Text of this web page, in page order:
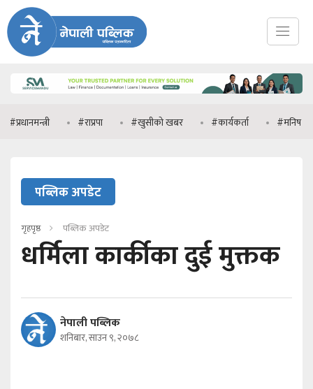
#राप्रपा #खुसीको खबर #कार्यकर्ता #मनिष झा
पब्लिक अपडेट
गृहपृष्ठ पब्लिक अपडेट
धर्मिला कार्कीका दुई मुक्तक
नेपाली पब्लिक
शनिबार, साउन ९, २०७८